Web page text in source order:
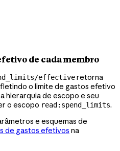
de cada membro
effectiveretorna
o limite de gastos efetivo
hierarquia de escopo e seu
o escopo read:spend_limits.
e esquemas de
de gastos efetivos na